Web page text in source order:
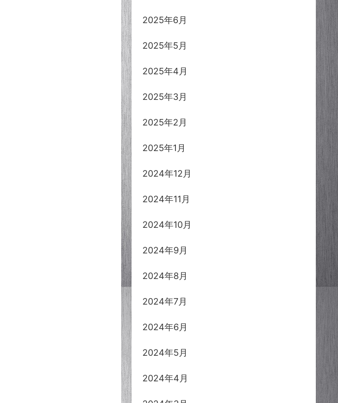
2025年6月
2025年5月
2025年4月
2025年3月
2025年2月
2025年1月
2024年12月
2024年11月
2024年10月
2024年9月
2024年8月
2024年7月
2024年6月
2024年5月
2024年4月